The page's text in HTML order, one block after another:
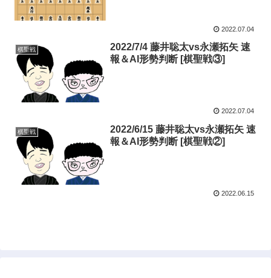
2022.07.04
棋聖戦
2022/7/4 藤井聡太vs永瀬拓矢 速
報＆AI形勢判断 [棋聖戦③]
2022.07.04
棋聖戦
2022/6/15 藤井聡太vs永瀬拓矢 速
報＆AI形勢判断 [棋聖戦②]
2022.06.15